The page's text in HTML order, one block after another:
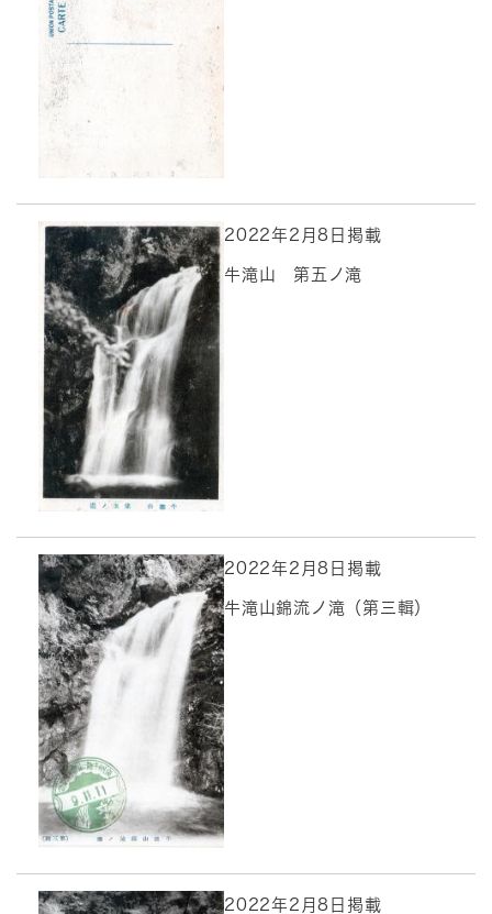
2022年2月8日掲載
牛滝山 第五ノ滝
2022年2月8日掲載
牛滝山錦流ノ滝（第三輯）
2022年2月8日掲載